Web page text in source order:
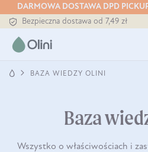
DARMOWA DOSTAWA DPD
Bezpieczna dostawa od 7,49 zł
Darmowa dostawa od 199 zł
Tłoczony zawsze na zimno
BAZA WIEDZY OLINI
Baza
Wszystko o właściwościach i